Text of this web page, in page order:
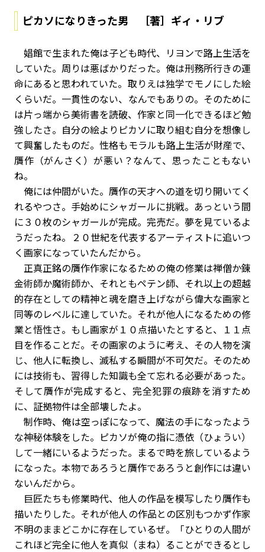
ピカソになりきった男 ［著］ギィ・リブ
娼館で生まれた俺は子ども時代、リヨンで路上生活を
していた。周りは悪ばかりだった。俺は刑務所行きの運
命にあると思われていた。取りえは独学でモノにした絵
くらいだ。一貫性のない、なんでもありの。そのために
は片っ端から美術書を読破、作家と同一化できるほど勉
強したさ。自分の絵よりピカソに取り組む自分を想像し
て興奮したものだ。性格もモラルも路上生活が財産で、
贋作（がんさく）が悪い？なんて、思ったこともない
ね。
俺には仲間がいた。贋作の天才への道を切り開いてく
れるやつさ。手始めにシャガールに挑戦。あっという間
に３０枚のシャガールが完成。完売だ。夢を見ているよ
うだったね。２０世紀を代表するアーティストに追いつ
く画家になっていたんだから。
正真正銘の贋作作家になるための俺の修業は禅僧か錬
金術師か魔術師か、それともペテン師、それ以上の超越
的存在としての精神と魂を磨き上げながら偉大な画家と
同等のレベルに達していた。それが他人になるための修
業と悟性さ。もし画家が１０点描いたとすると、１１点
目を作ることだ。その画家のように考え、その人物を演
じ、他人に転換し、滅私する瞬間が不可欠だ。そのため
には技術も、習得した知識も全て忘れる必要があった。
そして贋作が完成すると、完全犯罪の痕跡を消すため
に、証拠物件は全部壊したよ。
制作時、俺は空っぽになって、魔法の手になったよう
な神秘体験をした。ピカソが俺の指に憑依（ひょうい）
して一緒にいるようだった。まるで時を旅しているよう
になった。本物であろうと贋作であろうと創作には違い
ないんだから。
巨匠たちも修業時代、他人の作品を模写したり贋作も
描いたりした。それが他人の作品との区別もつかず作家
不明のままどこかに存在しているぜ。「ひとりの人間が
これほど完全に他人を真似（まね）ることができるとし